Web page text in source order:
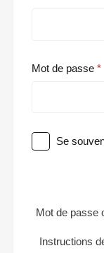
Mot de passe
Se
Mot de passe
Instructions